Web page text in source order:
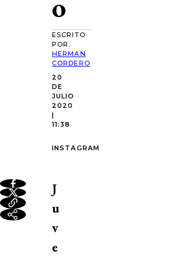
ESCRITO
POR:
HERMAN
CORDERO
20
DE
JULIO
2020
|
11:38
INSTAGRAM
J
u
v
e